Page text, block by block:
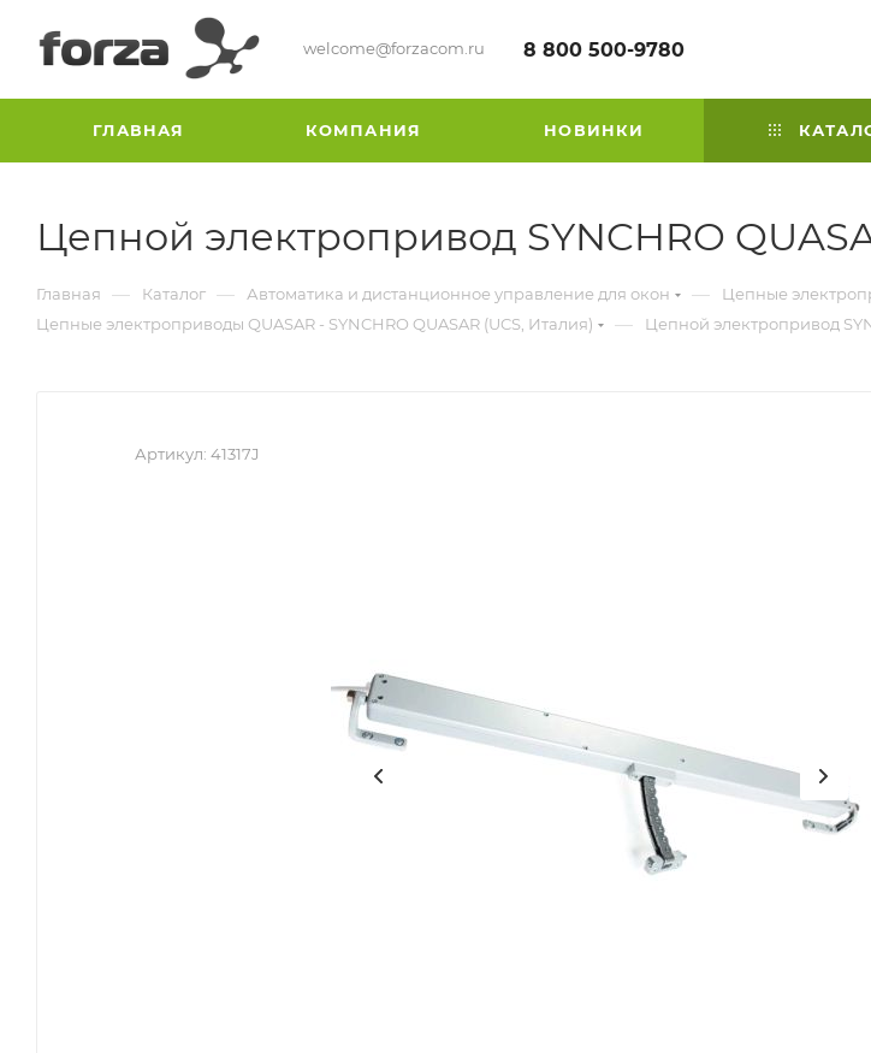
welcome@forzacom.ru 8 800 500-9780
ГЛАВНАЯ КОМПАНИЯ НОВИНКИ
Цепной электропривод SYNCHRO
Главная — Каталог — Автоматика и дистанционное управление для окон — Цепные
Цепные электроприводы QUASAR - SYNCHRO QUASAR (UCS, Италия) — Цепной электропривод
Артикул: 41317J